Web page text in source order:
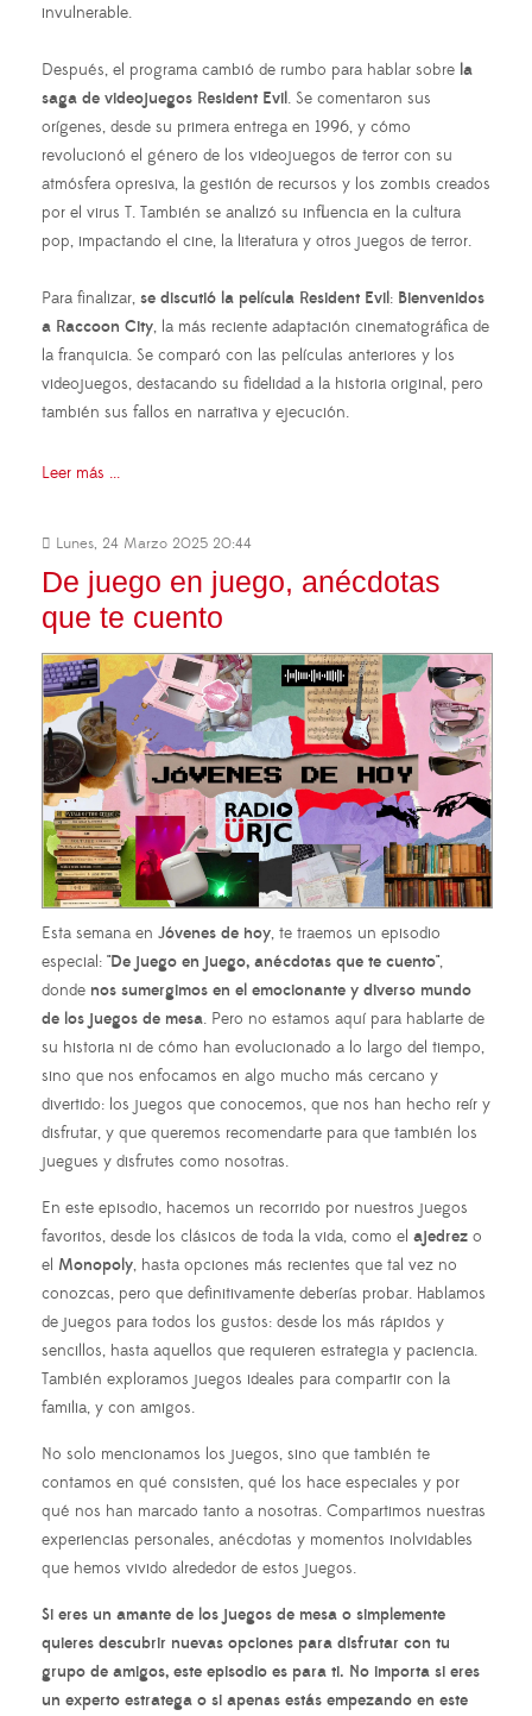
invulnerable.
Después, el programa cambió de rumbo para hablar sobre la
saga de videojuegos Resident Evil. Se comentaron sus
orígenes, desde su primera entrega en 1996, y cómo
revolucionó el género de los videojuegos de terror con su
atmósfera opresiva, la gestión de recursos y los zombis creados
por el virus T. También se analizó su influencia en la cultura
pop, impactando el cine, la literatura y otros juegos de terror.
Para finalizar, se discutió la película Resident Evil: Bienvenidos
a Raccoon City, la más reciente adaptación cinematográfica de
la franquicia. Se comparó con las películas anteriores y los
videojuegos, destacando su fidelidad a la historia original, pero
también sus fallos en narrativa y ejecución.
Leer más ...
Lunes, 24 Marzo 2025 20:44
De juego en juego, anécdotas
que te cuento
Esta semana en Jóvenes de hoy, te traemos un episodio
especial: "De juego en juego, anécdotas que te cuento",
donde nos sumergimos en el emocionante y diverso mundo
de los juegos de mesa. Pero no estamos aquí para hablarte de
su historia ni de cómo han evolucionado a lo largo del tiempo,
sino que nos enfocamos en algo mucho más cercano y
divertido: los juegos que conocemos, que nos han hecho reír y
disfrutar, y que queremos recomendarte para que también los
juegues y disfrutes como nosotras.
En este episodio, hacemos un recorrido por nuestros juegos
favoritos, desde los clásicos de toda la vida, como el ajedrez o
el Monopoly, hasta opciones más recientes que tal vez no
conozcas, pero que definitivamente deberías probar. Hablamos
de juegos para todos los gustos: desde los más rápidos y
sencillos, hasta aquellos que requieren estrategia y paciencia.
También exploramos juegos ideales para compartir con la
familia, y con amigos.
No solo mencionamos los juegos, sino que también te
contamos en qué consisten, qué los hace especiales y por
qué nos han marcado tanto a nosotras. Compartimos nuestras
experiencias personales, anécdotas y momentos inolvidables
que hemos vivido alrededor de estos juegos.
Si eres un amante de los juegos de mesa o simplemente
quieres descubrir nuevas opciones para disfrutar con tu
grupo de amigos, este episodio es para ti. No importa si eres
un experto estratega o si apenas estás empezando en este